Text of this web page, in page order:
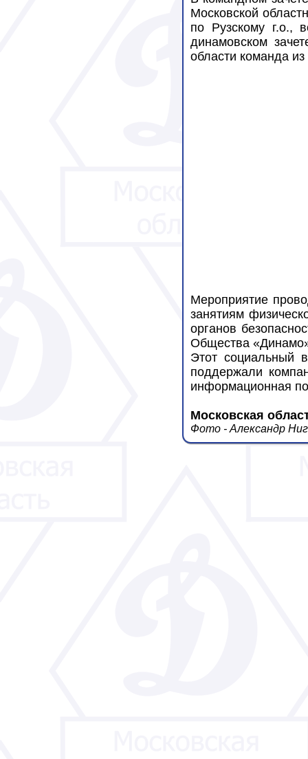
Московской
по Рузскому г.о.,
динамовском
области команда
Мероприятие
занятиям
органов
Общества
Этот социальный
поддержали
информационная
Московская
Фото - Александр